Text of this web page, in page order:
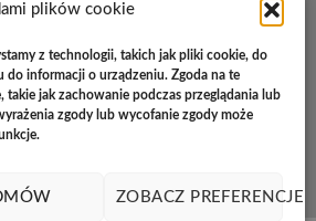
plików cookie
z technologii, takich jak pliki cookie, do
informacji o urządzeniu. Zgoda na te
jak zachowanie podczas przeglądania lub
zgody lub wycofanie zgody może
ZOBACZ PREFERENCJE